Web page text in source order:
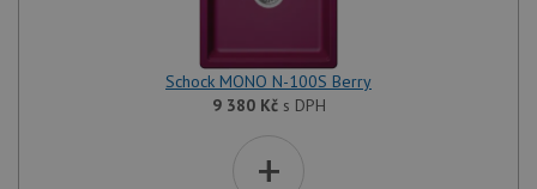
Schock MONO N-100S Berry
9 380 Kčs DPH
+